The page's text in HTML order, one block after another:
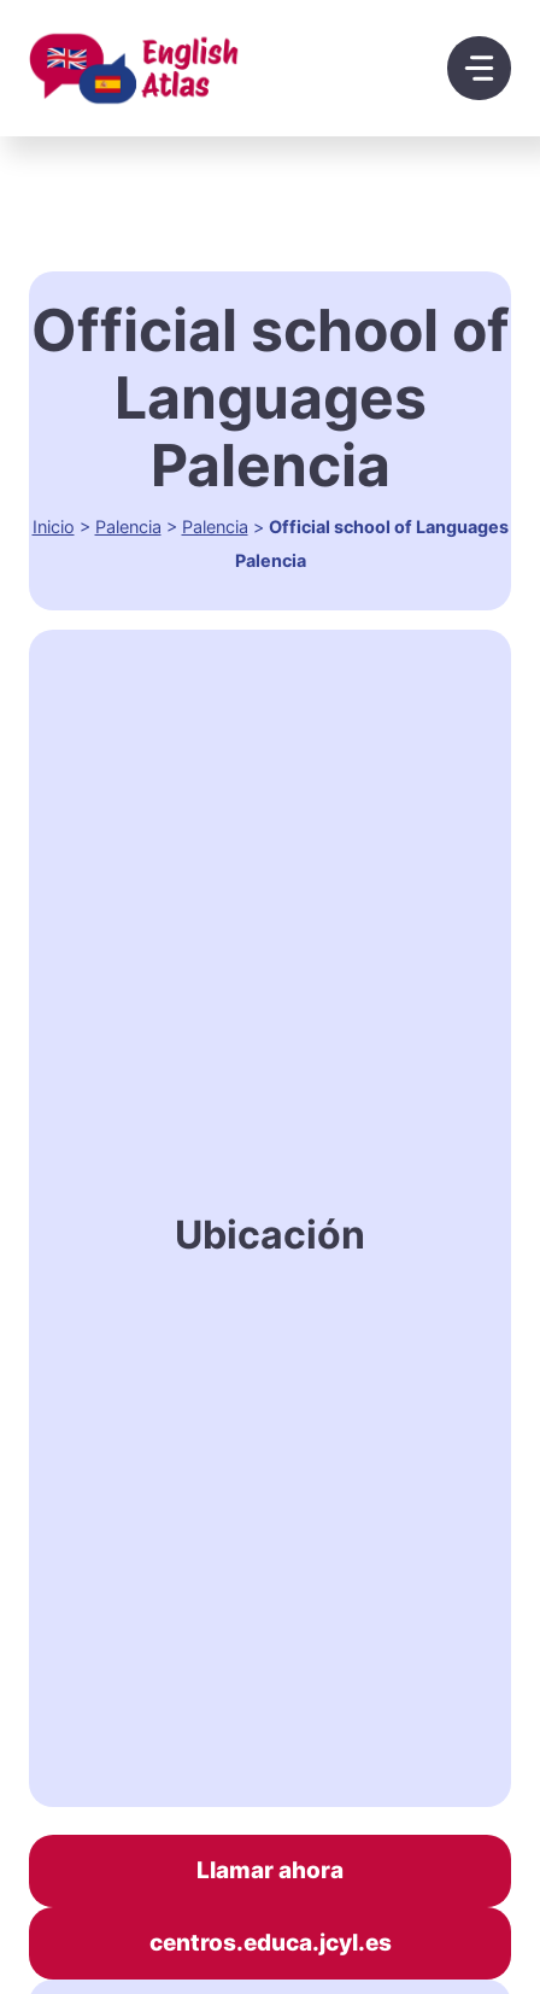
contenido
Official school of
Languages
Palencia
Inicio > Palencia > Palencia > Official school of Languages
Palencia
Ubicación
Llamar ahora
centros.educa.jcyl.es